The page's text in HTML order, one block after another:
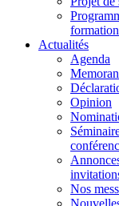
formation
Actualités
Agenda
Opinion
Nos